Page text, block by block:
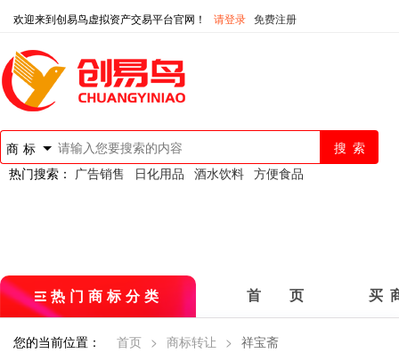
欢迎来到创易鸟虚拟资产交易平台官网！ 请登录 免费注册
商标
热门搜索： 广告销售 日化用品 酒水饮料 方便食品
热门商标分类 首 页 买
您的当前位置： 首页 > 商标转让 > 祥宝斋